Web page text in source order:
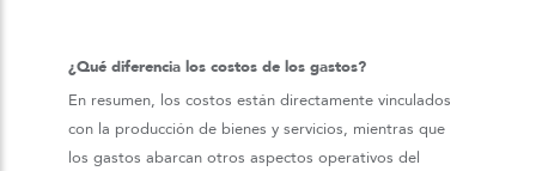
¿Qué diferencia los costos de los gastos?
En resumen, los costos están directamente vinculados
con la producción de bienes y servicios, mientras que
los gastos abarcan otros aspectos operativos del